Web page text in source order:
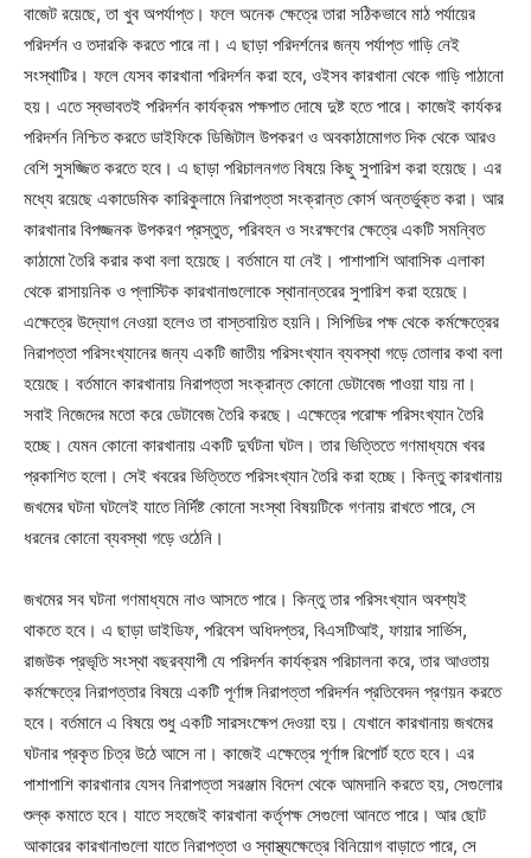
বাজেট রয়েছে, তা খুব অপর্যাপ্ত। ফলে অনেক ক্ষেত্রে তারা সঠিকভাবে মাঠ পর্যায়ের
পরিদর্শন ও তদারকি করতে পারে না। এ ছাড়া পরিদর্শনের জন্য পর্যাপ্ত গাড়ি নেই
সংস্থাটির। ফলে যেসব কারখানা পরিদর্শন করা হবে, ওইসব কারখানা থেকে গাড়ি পাঠানো
হয়। এতে স্বভাবতই পরিদর্শন কার্যক্রম পক্ষপাত দোষে দুষ্ট হতে পারে। কাজেই কার্যকর
পরিদর্শন নিশ্চিত করতে ডাইফিকে ডিজিটাল উপকরণ ও অবকাঠামোগত দিক থেকে আরও
বেশি সুসজ্জিত করতে হবে। এ ছাড়া পরিচালনগত বিষয়ে কিছু সুপারিশ করা হয়েছে। এর
মধ্যে রয়েছে একাডেমিক কারিকুলামে নিরাপত্তা সংক্রান্ত কোর্স অন্তর্ভুক্ত করা। আর
কারখানার বিপজ্জনক উপকরণ প্রস্তুত, পরিবহন ও সংরক্ষণের ক্ষেত্রে একটি সমন্বিত
কাঠামো তৈরি করার কথা বলা হয়েছে। বর্তমানে যা নেই। পাশাপাশি আবাসিক এলাকা
থেকে রাসায়নিক ও প্লাস্টিক কারখানাগুলোকে স্থানান্তরের সুপারিশ করা হয়েছে।
এক্ষেত্রে উদ্যোগ নেওয়া হলেও তা বাস্তবায়িত হয়নি। সিপিডির পক্ষ থেকে কর্মক্ষেত্রের
নিরাপত্তা পরিসংখ্যানের জন্য একটি জাতীয় পরিসংখ্যান ব্যবস্থা গড়ে তোলার কথা বলা
হয়েছে। বর্তমানে কারখানায় নিরাপত্তা সংক্রান্ত কোনো ডেটাবেজ পাওয়া যায় না।
সবাই নিজেদের মতো করে ডেটাবেজ তৈরি করছে। এক্ষেত্রে পরোক্ষ পরিসংখ্যান তৈরি
হচ্ছে। যেমন কোনো কারখানায় একটি দুর্ঘটনা ঘটল। তার ভিত্তিতে গণমাধ্যমে খবর
প্রকাশিত হলো। সেই খবরের ভিত্তিতে পরিসংখ্যান তৈরি করা হচ্ছে। কিন্তু কারখানায়
জখমের ঘটনা ঘটলেই যাতে নির্দিষ্ট কোনো সংস্থা বিষয়টিকে গণনায় রাখতে পারে, সে
ধরনের কোনো ব্যবস্থা গড়ে ওঠেনি।
জখমের সব ঘটনা গণমাধ্যমে নাও আসতে পারে। কিন্তু তার পরিসংখ্যান অবশ্যই
থাকতে হবে। এ ছাড়া ডাইডিফ, পরিবেশ অধিদপ্তর, বিএসটিআই, ফায়ার সার্ভিস,
রাজউক প্রভৃতি সংস্থা বছরব্যাপী যে পরিদর্শন কার্যক্রম পরিচালনা করে, তার আওতায়
কর্মক্ষেত্রে নিরাপত্তার বিষয়ে একটি পূর্ণাঙ্গ নিরাপত্তা পরিদর্শন প্রতিবেদন প্রণয়ন করতে
হবে। বর্তমানে এ বিষয়ে শুধু একটি সারসংক্ষেপ দেওয়া হয়। যেখানে কারখানায় জখমের
ঘটনার প্রকৃত চিত্র উঠে আসে না। কাজেই এক্ষেত্রে পূর্ণাঙ্গ রিপোর্ট হতে হবে। এর
পাশাপাশি কারখানার যেসব নিরাপত্তা সরঞ্জাম বিদেশ থেকে আমদানি করতে হয়, সেগুলোর
শুল্ক কমাতে হবে। যাতে সহজেই কারখানা কর্তৃপক্ষ সেগুলো আনতে পারে। আর ছোট
আকারের কারখানাগুলো যাতে নিরাপত্তা ও স্বাস্থ্যক্ষেত্রে বিনিয়োগ বাড়াতে পারে, সে